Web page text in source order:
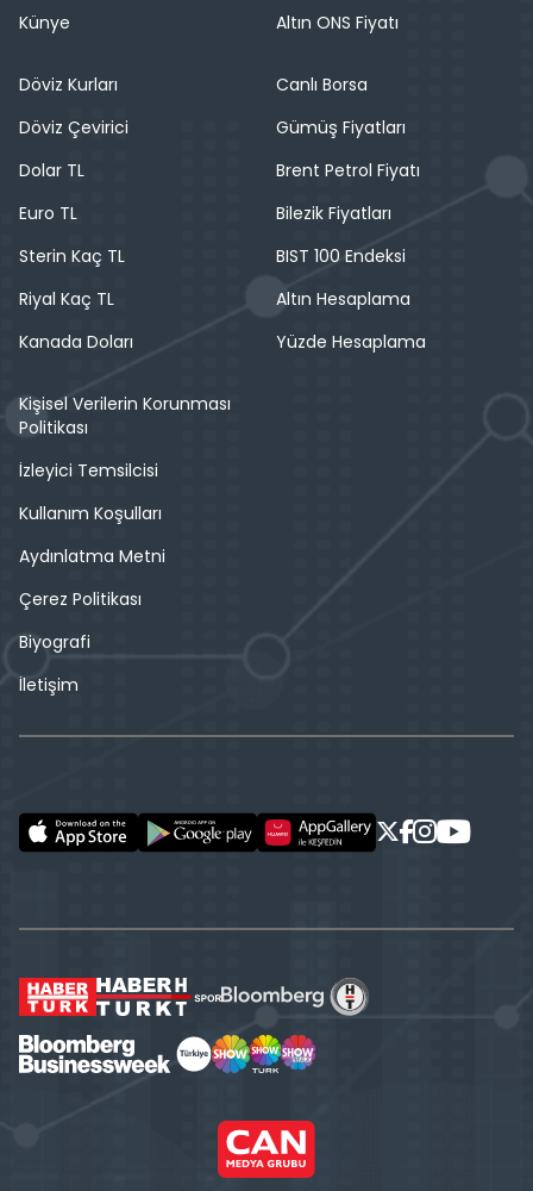
Künye
Altın ONS Fiyatı
Döviz Kurları
Döviz Çevirici
Dolar TL
Euro TL
Sterin Kaç TL
Riyal Kaç TL
Kanada Doları
Canlı Borsa
Gümüş Fiyatları
Brent Petrol Fiyatı
Bilezik Fiyatları
BIST 100 Endeksi
Altın Hesaplama
Yüzde Hesaplama
Kişisel Verilerin Korunması
Politikası
İzleyici Temsilcisi
Kullanım Koşulları
Aydınlatma Metni
Çerez Politikası
Biyografi
İletişim